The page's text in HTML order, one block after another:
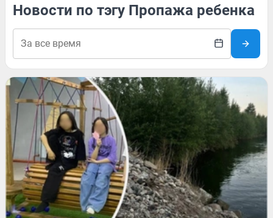
Новости по тэгу Пропажа ребенка